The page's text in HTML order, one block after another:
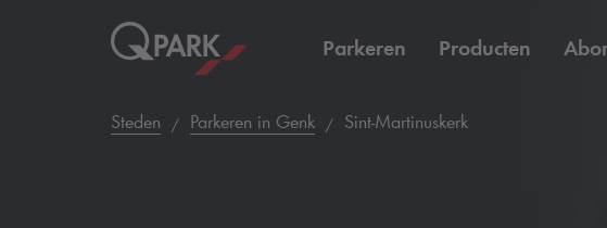
Parkeren Producten
Steden Parkeren in Genk Sint-Martinuskerk